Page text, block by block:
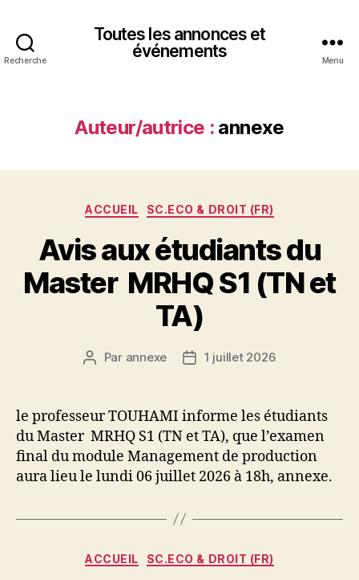
Recherche
Toutes les annonces et
événements
Menu
Auteur/autrice : annexe
Catégories
ACCUEIL SC.ECO & DROIT (FR)
Avis aux étudiants du
Master MRHQ S1 (TN et
TA)
Auteur
Par annexe
Date1 juillet 2026
le professeur TOUHAMI informe les étudiants
du Master MRHQ S1 (TN et TA), que l’examen
final du module Management de production
aura lieu le lundi 06 juillet 2026 à 18h, annexe.
Catégories
ACCUEIL SC.ECO & DROIT (FR)